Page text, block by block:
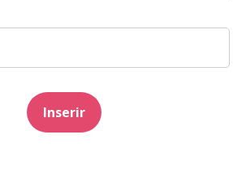
Inserir